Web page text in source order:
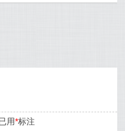
用*标注